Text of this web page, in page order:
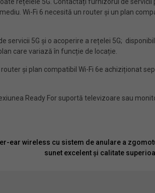
Wi-Fi 6 necesită un router și un plan
servicii 5G și o acoperire a rețelei 5G;
care variază în funcție de locație.
și plan compatibil Wi-Fi 6e achiziționat
Ready For suportă televizoare sau
ear wireless cu sistem de anulare a
sunet excelent și calitate